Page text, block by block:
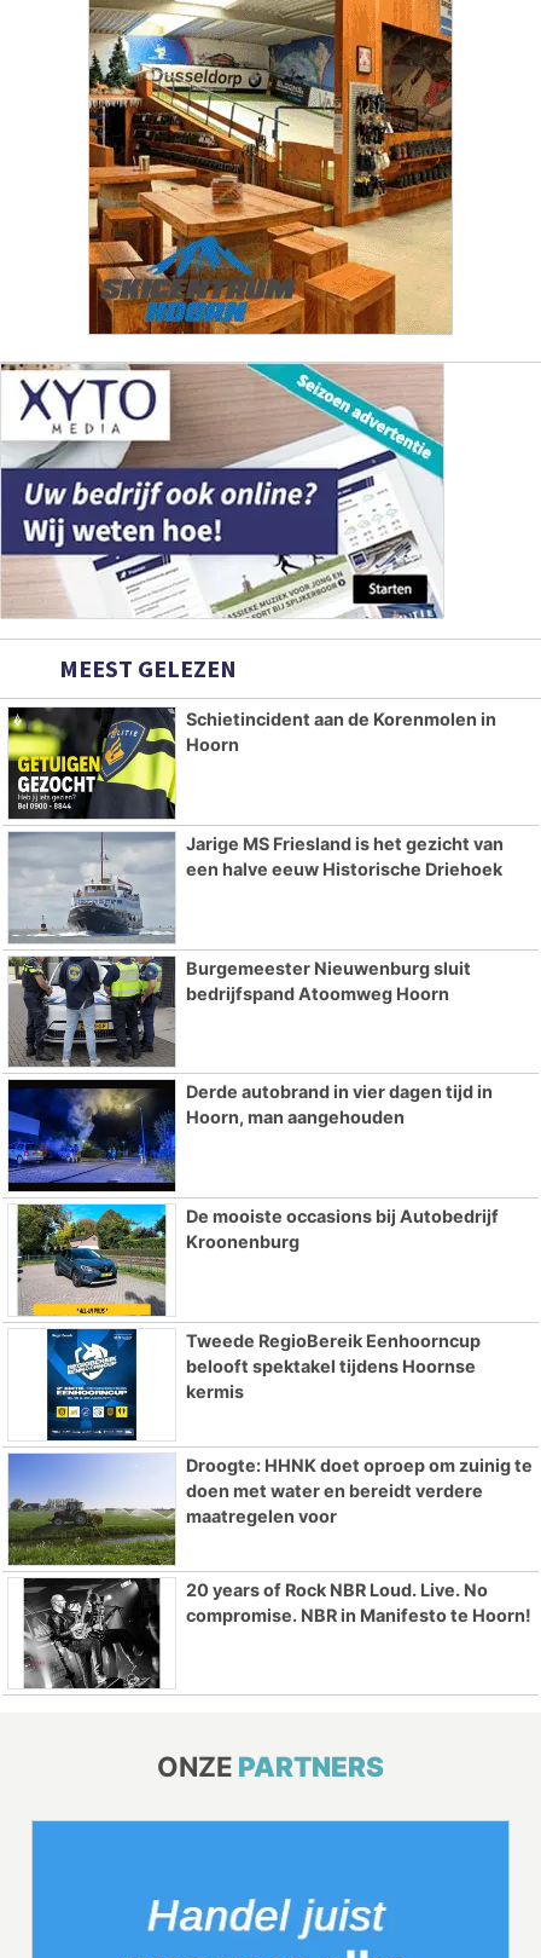
MEEST GELEZEN
Schietincident aan de Korenmolen in
Hoorn
Jarige MS Friesland is het gezicht van
een halve eeuw Historische Driehoek
Burgemeester Nieuwenburg sluit
bedrijfspand Atoomweg Hoorn
Derde autobrand in vier dagen tijd in
Hoorn, man aangehouden
De mooiste occasions bij Autobedrijf
Kroonenburg
Tweede RegioBereik Eenhoorncup
belooft spektakel tijdens Hoornse
kermis
Droogte: HHNK doet oproep om zuinig te
doen met water en bereidt verdere
maatregelen voor
20 years of Rock NBR Loud. Live. No
compromise. NBR in Manifesto te Hoorn!
ONZE PARTNERS